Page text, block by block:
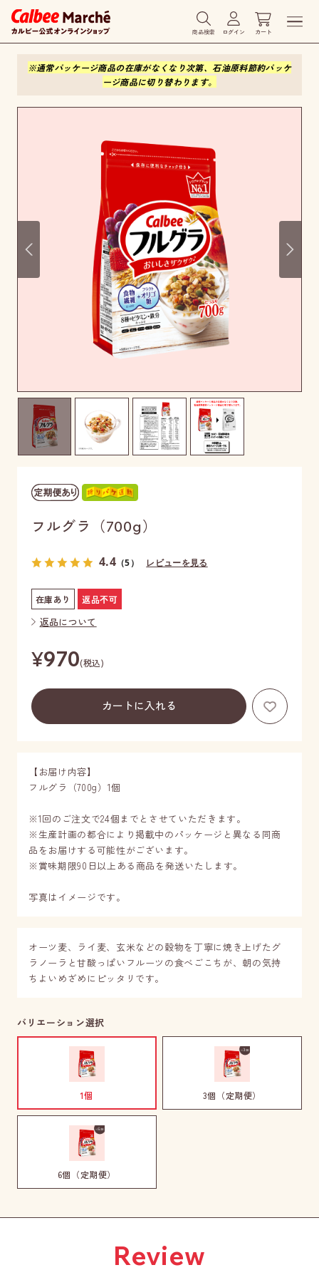
商品検索 ログイン カート
※通常パッケージ商品の在庫がなくなり次第、石油原料節約パッケ
ージ商品に切り替わります。
フルグラ（700g）
4.4 （5） レビューを見る
在庫あり 返品不可
返品について
¥970(税込)
【お届け内容】
フルグラ（700g）1個
※1回のご注文で24個までとさせていただきます。
※生産計画の都合により掲載中のパッケージと異なる同商
品をお届けする可能性がございます。
※賞味期限90日以上ある商品を発送いたします。
写真はイメージです。
オーツ麦、ライ麦、玄米などの穀物を丁寧に焼き上げたグ
ラノーラと甘酸っぱいフルーツの食べごこちが、朝の気持
ちよいめざめにピッタリです。
バリエーション選択
1個 3個（定期便）
6個（定期便）